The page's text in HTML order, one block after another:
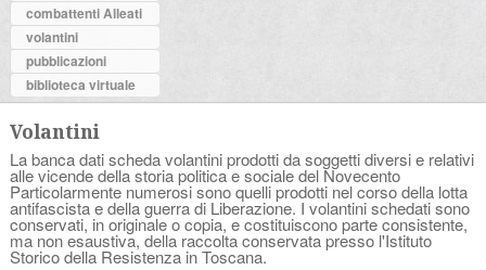
combattenti Alleati
volantini
pubblicazioni
biblioteca virtuale
Volantini
La banca dati scheda volantini prodotti da soggetti diversi e relativi
alle vicende della storia politica e sociale del Novecento
Particolarmente numerosi sono quelli prodotti nel corso della lotta
antifascista e della guerra di Liberazione. I volantini schedati sono
conservati, in originale o copia, e costituiscono parte consistente,
ma non esaustiva, della raccolta conservata presso l'Istituto
Storico della Resistenza in Toscana.